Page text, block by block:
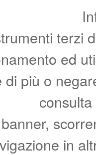
terzi
ed
più o
in